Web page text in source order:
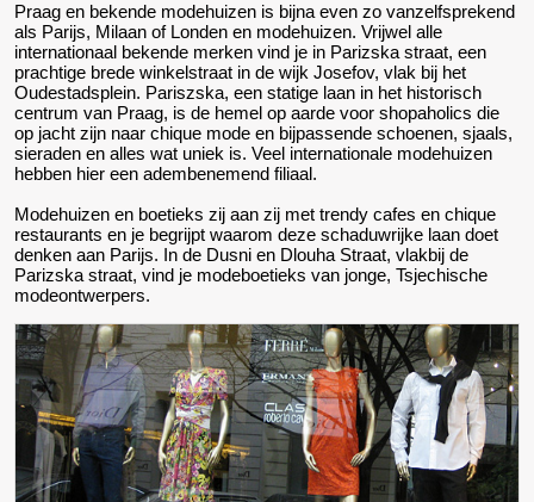
Praag en bekende modehuizen is bijna even zo vanzelfsprekend
als Parijs, Milaan of Londen en modehuizen. Vrijwel alle
internationaal bekende merken vind je in Parizska straat, een
prachtige brede winkelstraat in de wijk Josefov, vlak bij het
Oudestadsplein. Pariszska, een statige laan in het historisch
centrum van Praag, is de hemel op aarde voor shopaholics die
op jacht zijn naar chique mode en bijpassende schoenen, sjaals,
sieraden en alles wat uniek is. Veel internationale modehuizen
hebben hier een adembenemend filiaal.
Modehuizen en boetieks zij aan zij met trendy cafes en chique
restaurants en je begrijpt waarom deze schaduwrijke laan doet
denken aan Parijs. In de Dusni en Dlouha Straat, vlakbij de
Parizska straat, vind je modeboetieks van jonge, Tsjechische
modeontwerpers.